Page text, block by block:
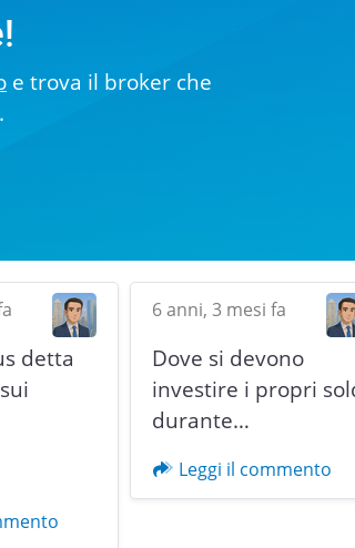
e trova il broker che
detta
6 anni, 3 mesi fa
Dove si devono
investire i propri
durante…
Leggi il commento